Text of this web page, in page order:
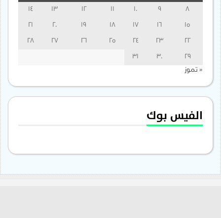
13
14
15
16
17
18
19
20
21
22
23
24
25
26
27
28
29
30
31
« تموز
الفيس بوك